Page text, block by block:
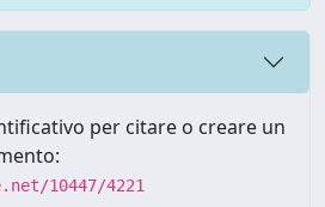
per citare o creare un
10447/4221